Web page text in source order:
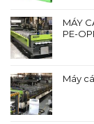
MÁY
PE-
Máy